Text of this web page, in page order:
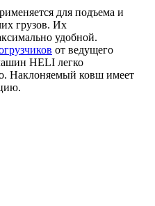
для подъема и
грузов. Их
удобной.
от ведущего
HELI легко
Наклоняемый ковш имеет